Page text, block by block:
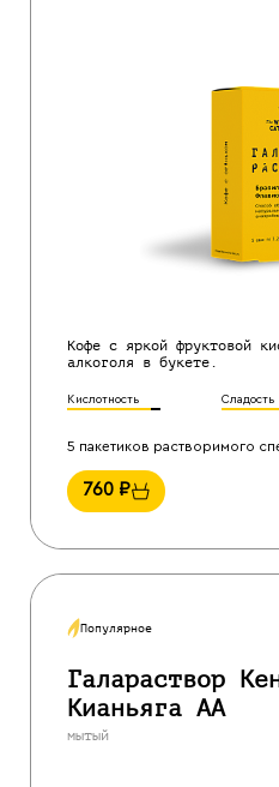
Кофе с яркой фруктовой
алкоголя в букете.
Кислотность Сладость
5 пакетиков растворимого
760 ₽
Популярное
Галараствор
Кианьяга АА
мытый